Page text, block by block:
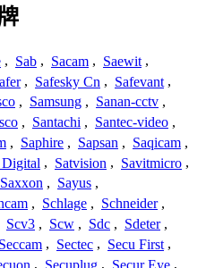
, Sab , Sacam , Saewit ,
, Safesky Cn , Safevant ,
, Samsung , Sanan-cctv ,
, Santachi , Santec-video ,
, Saphire , Sapsan , Saqicam ,
Digital , Satvision , Savitmicro ,
Saxxon , Sayus ,
, Schlage , Schneider ,
Scv3 , Scw , Sdc , Sdeter ,
Seccam , Sectec , Secu First ,
, Secuplug , Secur Eye ,